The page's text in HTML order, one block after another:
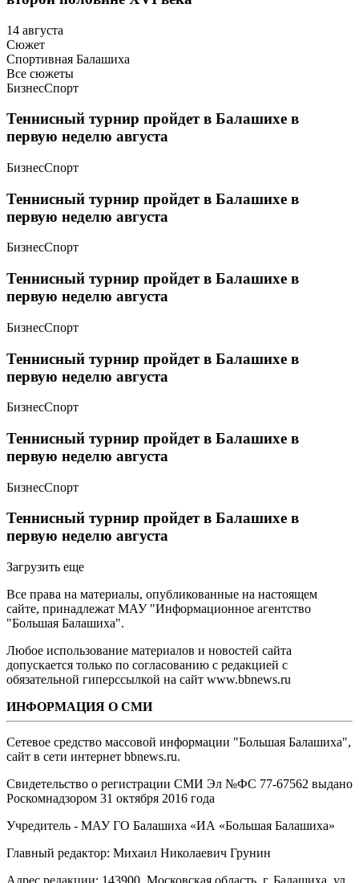
14 августа
Сюжет
Спортивная Балашиха
Все сюжеты
БизнесСпорт
Теннисный турнир пройдет в Балашихе в
первую неделю августа
БизнесСпорт
Теннисный турнир пройдет в Балашихе в
первую неделю августа
БизнесСпорт
Теннисный турнир пройдет в Балашихе в
первую неделю августа
БизнесСпорт
Теннисный турнир пройдет в Балашихе в
первую неделю августа
БизнесСпорт
Теннисный турнир пройдет в Балашихе в
первую неделю августа
БизнесСпорт
Теннисный турнир пройдет в Балашихе в
первую неделю августа
Загрузить еще
Все права на материалы, опубликованные на настоящем
сайте, принадлежат МАУ "Информационное агентство
"Большая Балашиха".
Любое использование материалов и новостей сайта
допускается только по согласованию с редакцией с
обязательной гиперссылкой на сайт www.bbnews.ru
ИНФОРМАЦИЯ О СМИ
Сетевое средство массовой информации "Большая Балашиха",
сайт в сети интернет bbnews.ru.
Свидетельство о регистрации СМИ Эл №ФС ‎77-67562 выдано
Роскомнадзором 31 октября 2016 года
Учредитель - МАУ ГО Балашиха «ИА «Большая Балашиха»
Главный редактор: Михаил Николаевич Грунин